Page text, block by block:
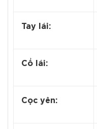
Tay lái:
Cổ lái:
Cọc yên: